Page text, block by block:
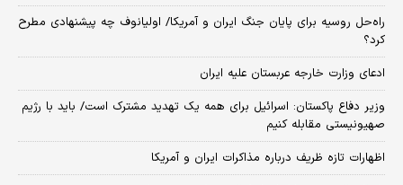
راه‌حل روسیه برای پایان جنگ ایران و آمریکا/ اولیانوف چه پیشنهادی مطرح
کرد؟
ادعای وزارت خارجه عربستان علیه ایران
وزیر دفاع پاکستان: اسرائیل برای همه یک تهدید مشترک است/ باید با رژیم
صهیونیستی مقابله کنیم
اظهارات تازه ظریف درباره مذاکرات ایران و آمریکا